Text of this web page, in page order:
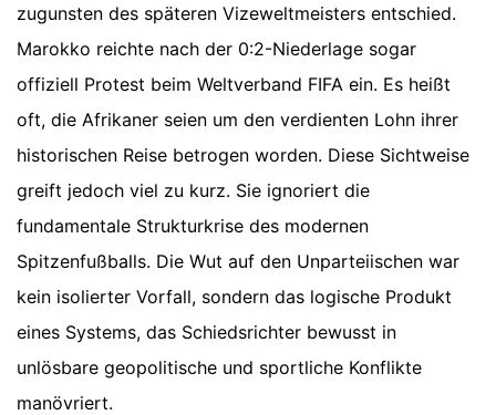
zugunsten des späteren Vizeweltmeisters entschied.
Marokko reichte nach der 0:2-Niederlage sogar
offiziell Protest beim Weltverband FIFA ein. Es heißt
oft, die Afrikaner seien um den verdienten Lohn ihrer
historischen Reise betrogen worden. Diese Sichtweise
greift jedoch viel zu kurz. Sie ignoriert die
fundamentale Strukturkrise des modernen
Spitzenfußballs. Die Wut auf den Unparteiischen war
kein isolierter Vorfall, sondern das logische Produkt
eines Systems, das Schiedsrichter bewusst in
unlösbare geopolitische und sportliche Konflikte
manövriert.